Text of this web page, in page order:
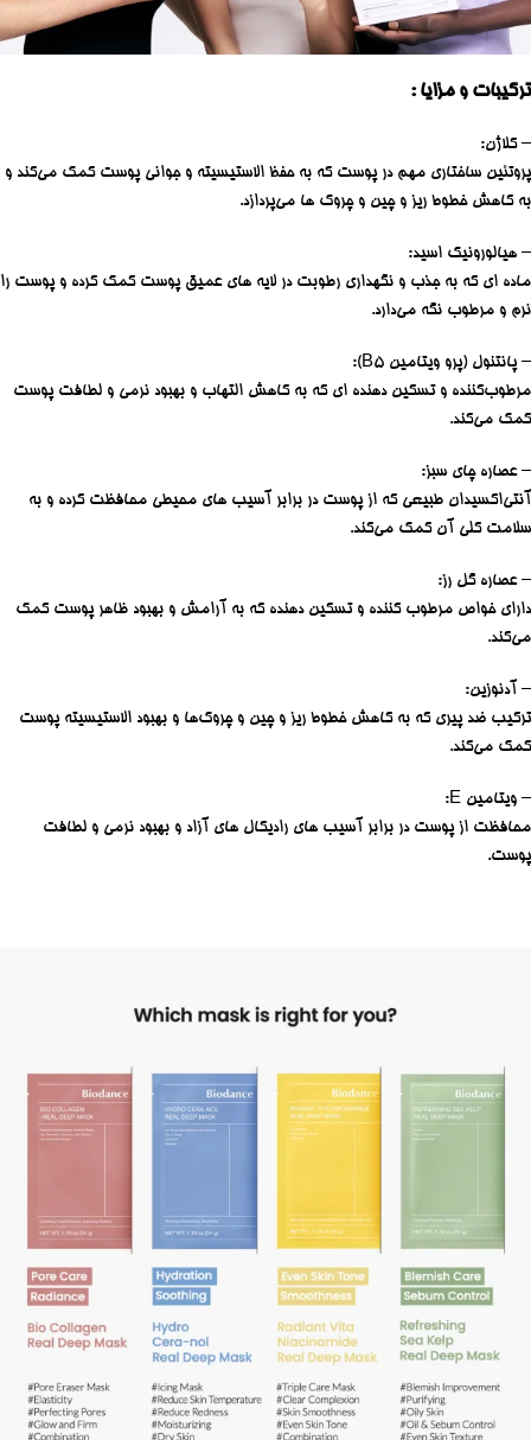
ترکیبات و مزایا :
– کلاژن:
پروتئین ساختاری مهم در پوست که به حفظ الاستیسیته و جوانی پوست کمک می‌کند و
به کاهش خطوط ریز و چین و چروک‌ ها می‌پردازد.
– هیالورونیک اسید:
ماده ‌ای که به جذب و نگهداری رطوبت در لایه‌ های عمیق پوست کمک کرده و پوست را
نرم و مرطوب نگه می‌دارد.
– پانتنول (پرو ویتامین B5):
مرطوب‌کننده و تسکین‌ دهنده ‌ای که به کاهش التهاب و بهبود نرمی و لطافت پوست
کمک می‌کند.
– عصاره چای سبز:
آنتی‌اکسیدان طبیعی که از پوست در برابر آسیب ‌های محیطی محافظت کرده و به
سلامت کلی آن کمک می‌کند.
– عصاره گل رز:
دارای خواص مرطوب‌ کننده و تسکین‌ دهنده که به آرامش و بهبود ظاهر پوست کمک
می‌کند.
– آدنوزین:
ترکیب ضد پیری که به کاهش خطوط ریز و چین و چروک‌ها و بهبود الاستیسیته پوست
کمک می‌کند.
– ویتامین E:
محافظت از پوست در برابر آسیب ‌های رادیکال‌ های آزاد و بهبود نرمی و لطافت
پوست.